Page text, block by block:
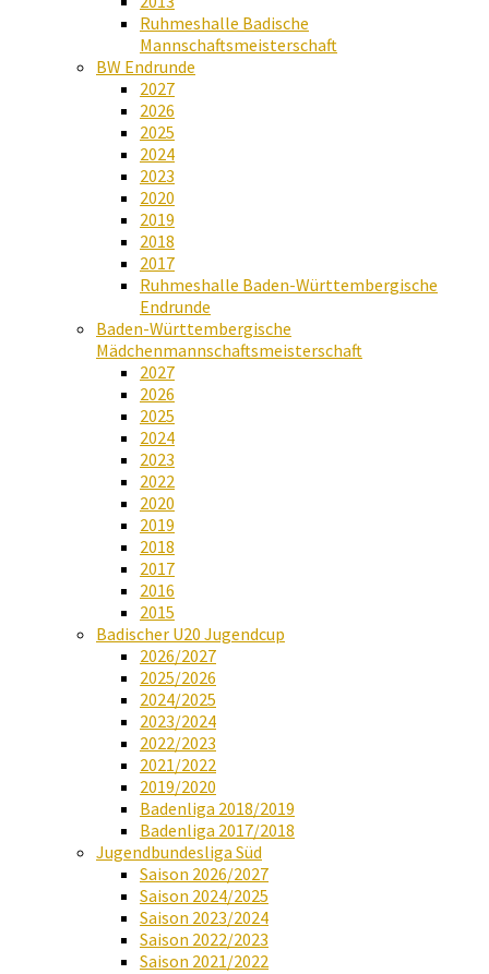
Ruhmeshalle Badische
Mannschaftsmeisterschaft
BW Endrunde
2027
2026
2025
2024
2023
2020
2019
2018
2017
Ruhmeshalle Baden-Württembergische
Endrunde
Baden-Württembergische
Mädchenmannschaftsmeisterschaft
2027
2026
2025
2024
2023
2022
2020
2019
2018
2017
2016
2015
Badischer U20 Jugendcup
2026/2027
2025/2026
2024/2025
2023/2024
2022/2023
2021/2022
2019/2020
Badenliga 2018/2019
Badenliga 2017/2018
Jugendbundesliga Süd
Saison 2026/2027
Saison 2024/2025
Saison 2023/2024
Saison 2022/2023
Saison 2021/2022